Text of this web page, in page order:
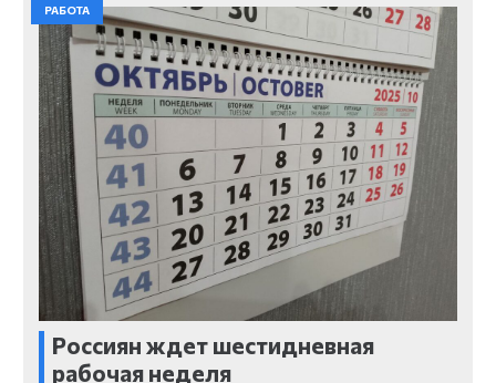
РАБОТА
Россиян ждет шестидневная
рабочая неделя